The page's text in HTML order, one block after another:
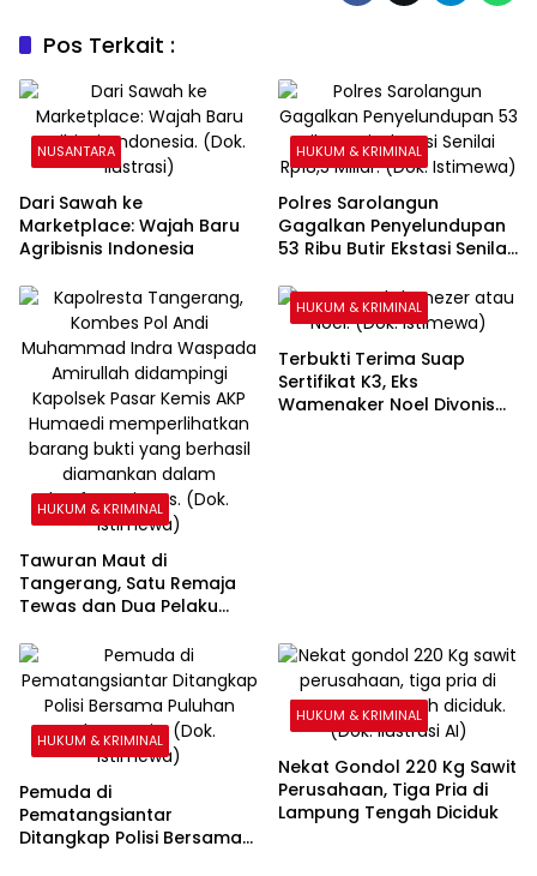
Pos Terkait :
NUSANTARA
Dari Sawah ke
Marketplace: Wajah Baru
Agribisnis Indonesia
HUKUM & KRIMINAL
Polres Sarolangun
Gagalkan Penyelundupan
53 Ribu Butir Ekstasi Senilai
HUKUM & KRIMINAL
Tawuran Maut di
Tangerang, Satu Remaja
Tewas dan Dua Pelaku
HUKUM & KRIMINAL
Terbukti Terima Suap
Sertifikat K3, Eks
Wamenaker Noel Divonis
HUKUM & KRIMINAL
Pemuda di
Pematangsiantar
Ditangkap Polisi Bersama
HUKUM & KRIMINAL
Nekat Gondol 220 Kg Sawit
Perusahaan, Tiga Pria di
Lampung Tengah Diciduk